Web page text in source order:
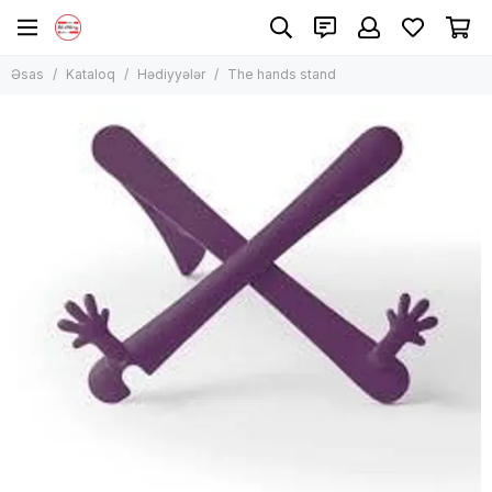
Hədiyyələr
Hədiyyə Kartları
Təqvimlər Və Gündəliklər
TOPModel dünyası
Harry Potter aksessuarları
BTS və Black Pink fanatları üçün
Squid Game aksessuarları
Le Petit Prince aksessuarları
Kitablar Üçün Aksessuarlar
Suvenirlər
Əsas Kataloq Hədiyyələr The hands stand